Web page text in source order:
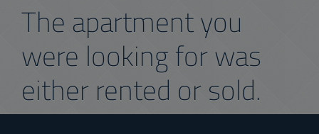
The apartment you
were looking for was
either rented or sold.